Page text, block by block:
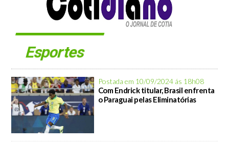
Esportes
Postada em 10/09/2024 ás 18h08
Com Endrick titular, Brasil enfrenta
o Paraguai pelas Eliminatórias